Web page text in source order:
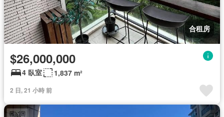
合租房
$26,000,000
4 臥室 1,837 m²
2 日, 21 小時 前